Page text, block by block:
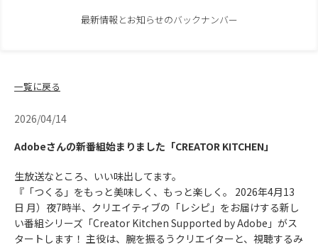
最新情報とお知らせのバックナンバー
一覧に戻る
2026/04/14
Adobeさんの新番組始まりました「CREATOR KITCHEN」
生放送なところ、いい味出してます。
『「つくる」をもっと美味しく、もっと楽しく。 2026年4月13
日 月）夜7時半、クリエイティブの「レシピ」をお届けする新し
い番組シリーズ「Creator Kitchen Supported by Adobe 」がス
タートします！ 主役は、腕を振るうクリエイターと、視聴するみ